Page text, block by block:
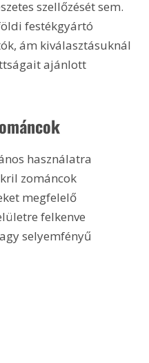
szellőzését sem.
festékgyártó
ám kiválasztásuknál
ajánlott
zománcok
megfelelő
felkenve
selyemfényű